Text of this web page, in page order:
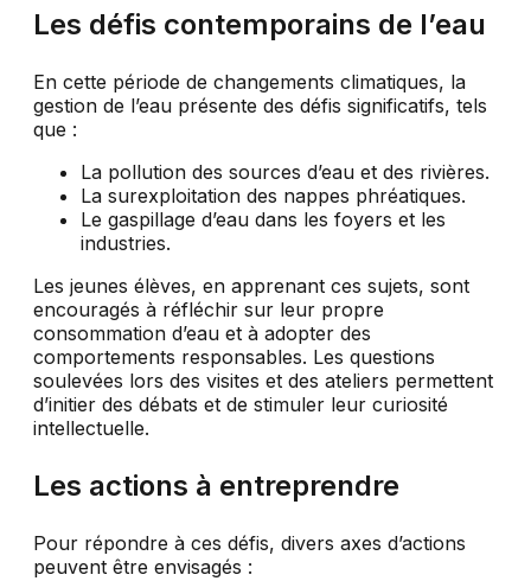
Les défis contemporains de l’eau
En cette période de changements climatiques, la
gestion de l’eau présente des défis significatifs, tels
que :
La pollution des sources d’eau et des rivières.
La surexploitation des nappes phréatiques.
Le gaspillage d’eau dans les foyers et les
industries.
Les jeunes élèves, en apprenant ces sujets, sont
encouragés à réfléchir sur leur propre
consommation d’eau et à adopter des
comportements responsables. Les questions
soulevées lors des visites et des ateliers permettent
d’initier des débats et de stimuler leur curiosité
intellectuelle.
Les actions à entreprendre
Pour répondre à ces défis, divers axes d’actions
peuvent être envisagés :